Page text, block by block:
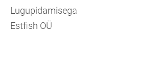
Lugupidamisega
Estfish OÜ